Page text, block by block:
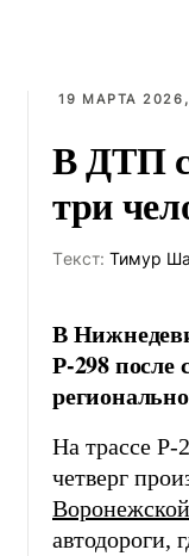
19 МАРТА 2026,
В ДТП
три
Tекст: Тимур
В
Р-298 после
На трассе Р-
четверг
автодороги,